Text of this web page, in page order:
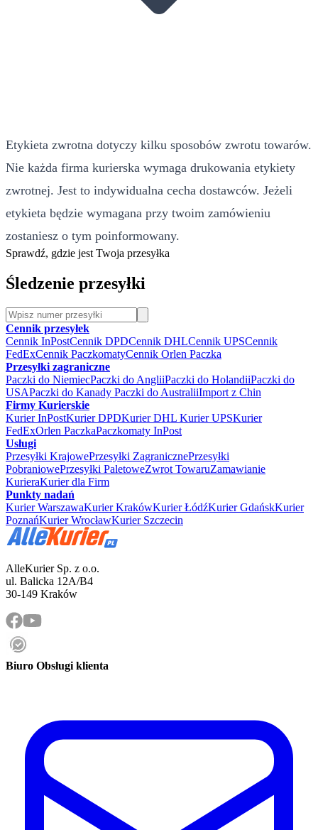
Etykieta zwrotna dotyczy kilku sposobów zwrotu towarów.
Nie każda firma kurierska wymaga drukowania etykiety
zwrotnej. Jest to indywidualna cecha dostawców. Jeżeli
etykieta będzie wymagana przy twoim zamówieniu
zostaniesz o tym poinformowany.
Sprawdź, gdzie jest Twoja przesyłka
Śledzenie przesyłki
Cennik przesyłek
Cennik InPostCennik DPDCennik DHLCennik UPSCennik
FedExCennik PaczkomatyCennik Orlen Paczka
Przesyłki zagraniczne
Paczki do NiemiecPaczki do AngliiPaczki do HolandiiPaczki do
USAPaczki do Kanady Paczki do AustraliiImport z Chin
Firmy Kurierskie
Kurier InPostKurier DPDKurier DHL Kurier UPSKurier
FedExOrlen PaczkaPaczkomaty InPost
Usługi
Przesyłki KrajowePrzesyłki ZagranicznePrzesyłki
PobraniowePrzesyłki PaletoweZwrot TowaruZamawianie
KurieraKurier dla Firm
Punkty nadań
Kurier WarszawaKurier KrakówKurier ŁódźKurier GdańskKurier
PoznańKurier WrocławKurier Szczecin
AlleKurier Sp. z o.o.
ul. Balicka 12A/B4
30-149 Kraków
Biuro Obsługi klienta